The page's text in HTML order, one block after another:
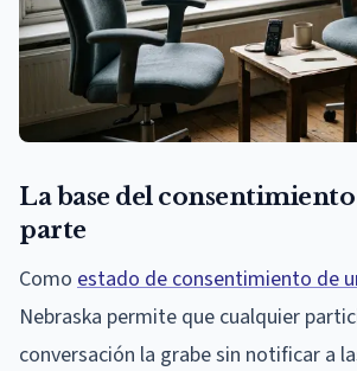
La base del consentimiento
parte
Como estado de consentimiento de
Nebraska permite que cualquier
conversación la grabe sin notificar a